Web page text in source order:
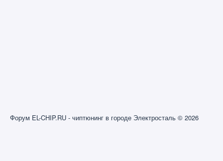
Форум EL-CHIP.RU - чиптюнинг в городе Электросталь © 2026